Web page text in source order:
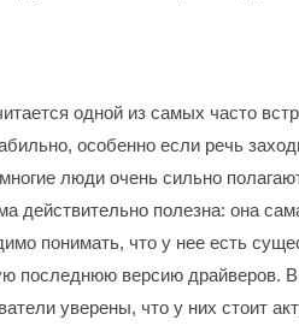
одной из самых часто
особенно если речь
люди очень сильно
действительно полезна: она
понимать, что у нее есть
последнюю версию драйверов. В
уверены, что у них стоит